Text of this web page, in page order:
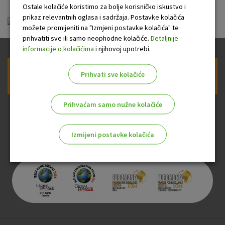
sisacka_hrv.pdf
Prijava na newsletter OTP banke
Ostale kolačiće koristimo za bolje korisničko iskustvo i
prikaz relevantnih oglasa i sadržaja. Postavke kolačića
možete promijeniti na "Izmjeni postavke kolačića" te
prihvatiti sve ili samo neophodne kolačiće. Detaljnije
informacije o kolačićima i njihovoj upotrebi.
Prihvati sve kolačiće
Prihvaćam samo nužne kolačiće
Izmijeni postavke kolačića